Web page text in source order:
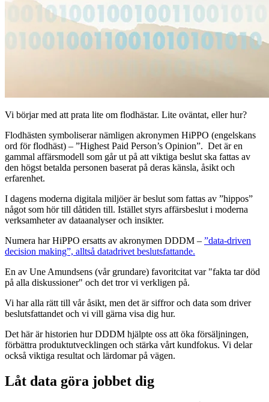
Vi börjar med att prata lite om flodhästar. Lite oväntat, eller hur?
Flodhästen symboliserar nämligen akronymen HiPPO (engelskans
ord för flodhäst) – ”Highest Paid Person’s Opinion”. Det är en
gammal affärsmodell som går ut på att viktiga beslut ska fattas av
den högst betalda personen baserat på deras känsla, åsikt och
erfarenhet.
I dagens moderna digitala miljöer är beslut som fattas av ”hippos”
något som hör till dåtiden till. Istället styrs affärsbeslut i moderna
verksamheter av dataanalyser och insikter.
Numera har HiPPO ersatts av akronymen DDDM – ”data-driven
decision making”, alltså datadrivet beslutsfattande.
En av Une Amundsens (vår grundare) favoritcitat var "fakta tar död
på alla diskussioner" och det tror vi verkligen på.
Vi har alla rätt till vår åsikt, men det är siffror och data som driver
beslutsfattandet och vi vill gärna visa dig hur.
Det här är historien hur DDDM hjälpte oss att öka försäljningen,
förbättra produktutvecklingen och stärka vårt kundfokus. Vi delar
också viktiga resultat och lärdomar på vägen.
Låt data göra jobbet dig